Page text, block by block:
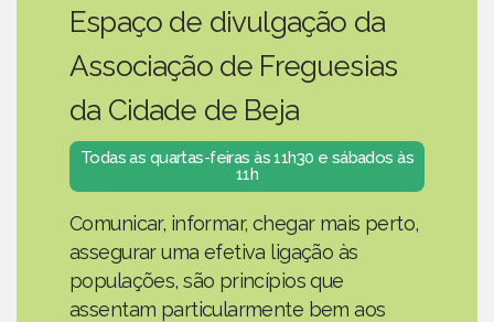
Espaço de divulgação da
Associação de Freguesias
da Cidade de Beja
Todas as quartas-feiras às 11h30 e sábados às
11h
Comunicar, informar, chegar mais perto,
assegurar uma efetiva ligação às
populações, são princípios que
assentam particularmente bem aos